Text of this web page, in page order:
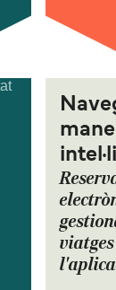
viatges